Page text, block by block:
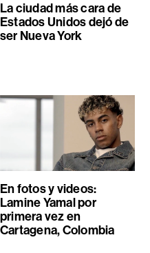
La ciudad más cara de
Estados Unidos dejó de
ser Nueva York
En fotos y videos:
Lamine Yamal por
primera vez en
Cartagena, Colombia